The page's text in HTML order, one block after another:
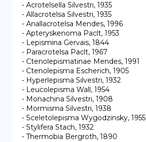
- Acrotelsella Silvestri, 1935
- Allacrotelsa Silvestri, 1935
- Anallacrotelsa Mendes, 1996
- Apteryskenoma Paclt, 1953
- Lepismina Gervais, 1844
- Paracrotelsa Paclt, 1967
- Ctenolepismatinae Mendes, 1991
- Ctenolepisma Escherich, 1905
- Hyperlepisma Silvestri, 1932
- Leucolepisma Wall, 1954
- Monachina Silvestri, 1908
- Mormisma Silvestri, 1938
- Sceletolepisma Wygodzinsky, 1955
- Stylifera Stach, 1932
- Thermobia Bergroth, 1890